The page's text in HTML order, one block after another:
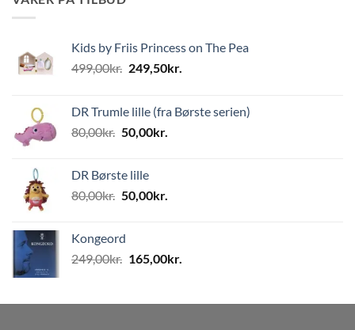
Kids by Friis Princess on The Pea
499,00kr. Den
var:
499,00kr..
249,50kr.
er:
DR Trumle lille (fra Børste serien)
80,00kr. Den
var:
80,00kr..
50,00kr.
50,00kr..
DR Børste lille
80,00kr. Den
var:
80,00kr..
50,00kr.
50,00kr..
Kongeord
249,00kr. Den
var:
165,00kr.
er: